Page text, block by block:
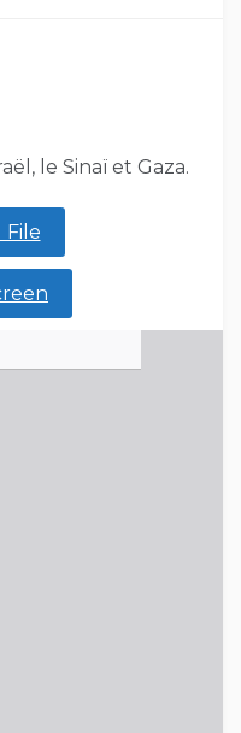
le Sinaï et Gaza.
File